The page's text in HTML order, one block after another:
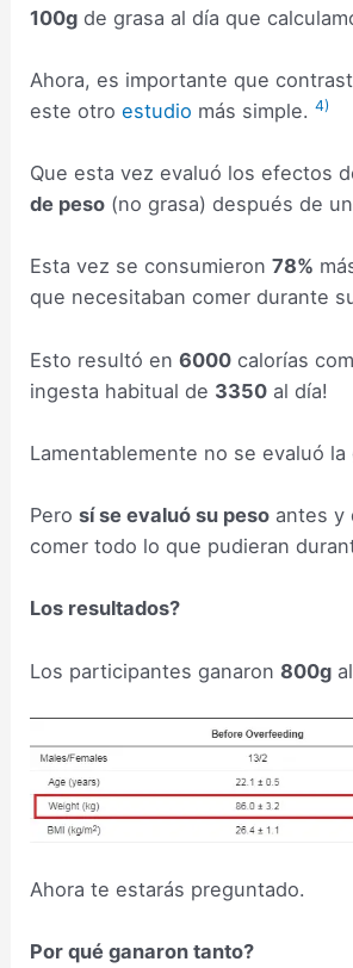
100g de grasa al día que
Ahora, es importante que
este otroestudio más simple.4)
Que esta vez evaluó los efectos
de peso (no grasa) después de
Esta vez se consumieron78%
que necesitaban comer durante
Esto resultó en6000 calorías
ingesta habitual de 3350 al día!
Lamentablemente no se evaluó
Perosí se evaluó su peso antes y
comer todo lo que pudieran
Los resultados?
Los participantes ganaron800g
Ahora te estarás preguntado.
Por qué ganaron tanto?